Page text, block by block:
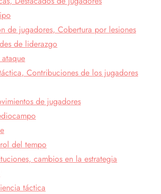
de jugadores, Cobertura por lesiones
de liderazgo
Contribuciones de los jugadores
de jugadores
del tempo
cambios en la estrategia
táctica